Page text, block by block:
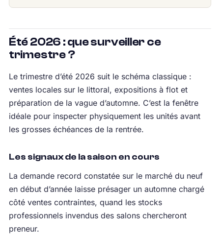
Été 2026 : que surveiller ce
trimestre ?
Le trimestre d’été 2026 suit le schéma classique :
ventes locales sur le littoral, expositions à flot et
préparation de la vague d’automne. C’est la fenêtre
idéale pour inspecter physiquement les unités avant
les grosses échéances de la rentrée.
Les signaux de la saison en cours
La demande record constatée sur le marché du neuf
en début d’année laisse présager un automne chargé
côté ventes contraintes, quand les stocks
professionnels invendus des salons chercheront
preneur.